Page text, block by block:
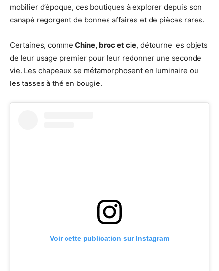
mobilier d’époque, ces boutiques à explorer depuis son
canapé regorgent de bonnes affaires et de pièces rares.
Certaines, comme Chine, broc et cie, détourne les objets
de leur usage premier pour leur redonner une seconde
vie. Les chapeaux se métamorphosent en luminaire ou
les tasses à thé en bougie.
Voir cette publication sur Instagram